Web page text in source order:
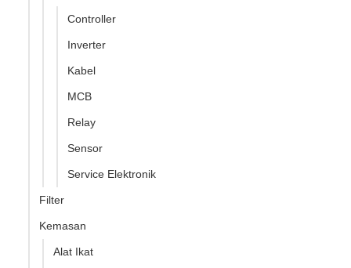
Controller
Inverter
Kabel
MCB
Relay
Sensor
Service Elektronik
Filter
Kemasan
Alat Ikat